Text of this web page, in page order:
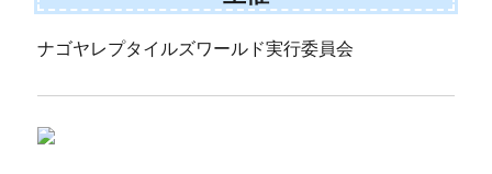
ナゴヤレプタイルズワールド実行委員会